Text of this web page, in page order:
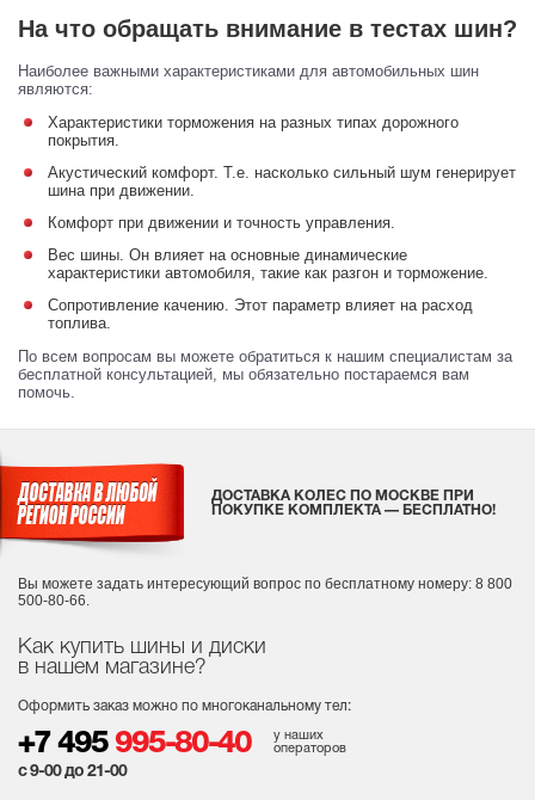
На что обращать внимание в тестах шин?
Наиболее важными характеристиками для автомобильных шин
являются:
Характеристики торможения на разных типах дорожного
покрытия.
Акустический комфорт. Т.е. насколько сильный шум генерирует
шина при движении.
Комфорт при движении и точность управления.
Вес шины. Он влияет на основные динамические
характеристики автомобиля, такие как разгон и торможение.
Сопротивление качению. Этот параметр влияет на расход
топлива.
По всем вопросам вы можете обратиться к нашим специалистам за
бесплатной консультацией, мы обязательно постараемся вам
помочь.
Как купить шины и диски
в нашем магазине?
Оформить заказ можно по многоканальному тел:
+7 495 995-80-40
у наших
операторов
с 9-00 до 21-00
ДОСТАВКА КОЛЕС ПО МОСКВЕ ПРИ
ПОКУПКЕ КОМПЛЕКТА — БЕСПЛАТНО!
Вы можете задать интересующий вопрос по бесплатному номеру: 8 800
500-80-66.